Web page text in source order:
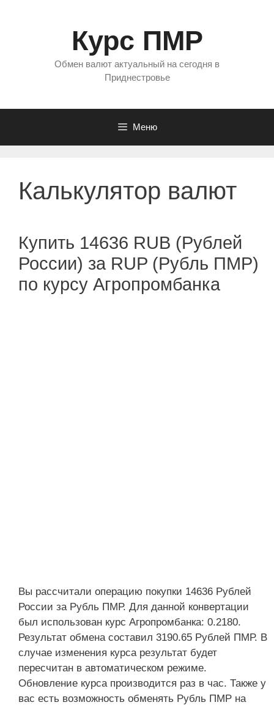
Курс ПМР
Обмен валют актуальный на сегодня в
Приднестровье
Меню
Калькулятор валют
Купить 14636 RUB (Рублей
России) за RUP (Рубль ПМР)
по курсу Агропромбанка
Вы рассчитали операцию покупки 14636 Рублей
России за Рубль ПМР. Для данной конвертации
был использован курс Агропромбанка: 0.2180.
Результат обмена составил 3190.65 Рублей ПМР. В
случае изменения курса результат будет
пересчитан в автоматическом режиме.
Обновление курса производится раз в час. Также у
вас есть возможность обменять Рубль ПМР на